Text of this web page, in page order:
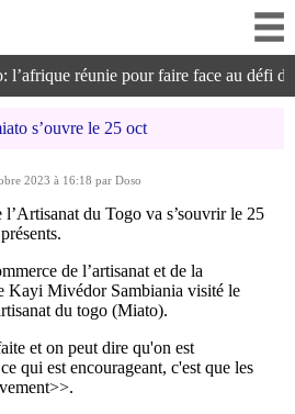
l’afrique réunie pour faire face au défi
s’ouvre le 25 oct
2023 à 16:18 par Doso
du Togo va s’souvrir le 25
de l’artisanat et de la
Kayi Mivédor Sambiania visité le
du togo (Miato).
et on peut dire qu'on est
qui est encourageant, c'est que les